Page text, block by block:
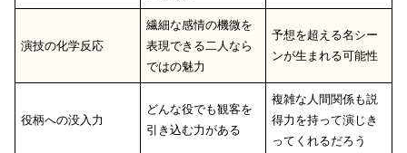
演技の化学反応
繊細な感情の機微を
表現できる二人なら
ではの魅力
予想を超える名シー
ンが生まれる可能性
役柄への没入力
どんな役でも観客を
引き込む力がある
複雑な人間関係も説
得力を持って演じき
ってくれるだろう